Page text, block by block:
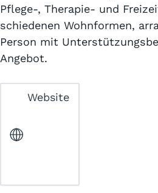
Pflege-, Therapie- und
schiedenen Wohn­formen,
Person mit
An­gebot.
Website